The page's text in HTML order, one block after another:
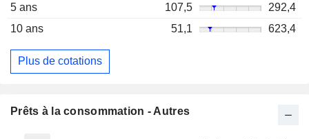
5 ans
107,5
292,4
10 ans
51,1 623,4
Plus de cotations
Prêts à la consommation - Autres